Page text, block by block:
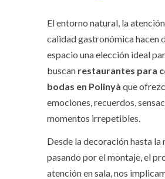
El entorno natural, la
calidad gastronómica hacen
espacio una elección ideal
buscan restaurantes para
bodas en Polinyà que
emociones, recuerdos,
momentos irrepetibles.
Desde la decoración hasta la
pasando por el montaje, el
atención en sala, nos